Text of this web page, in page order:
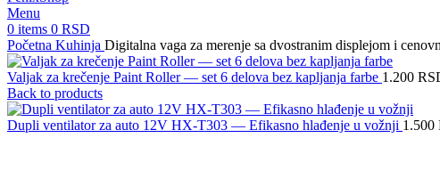
Menu
0 items 0 RSD
Početna Kuhinja Digitalna vaga za merenje sa dvostranim displejom i
Valjak za krečenje Paint Roller — set 6 delova bez kapljanja farbe 1.200
Back to products
Dupli ventilator za auto 12V HX-T303 — Efikasno hlađenje u vožnji 1.500